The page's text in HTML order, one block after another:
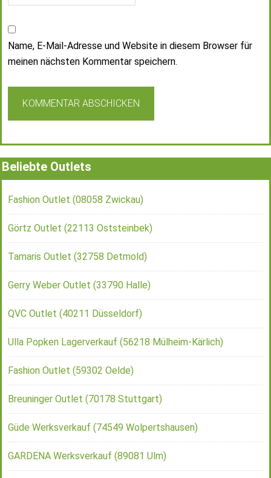
Name, E-Mail-Adresse und Website in diesem Browser für
meinen nächsten Kommentar speichern.
Beliebte Outlets
Fashion Outlet (08058 Zwickau)
Görtz Outlet (22113 Oststeinbek)
Tamaris Outlet (32758 Detmold)
Gerry Weber Outlet (33790 Halle)
QVC Outlet (40211 Düsseldorf)
Ulla Popken Lagerverkauf (56218 Mülheim-Kärlich)
Fashion Outlet (59302 Oelde)
Breuninger Outlet (70178 Stuttgart)
Güde Werksverkauf (74549 Wolpertshausen)
GARDENA Werksverkauf (89081 Ulm)